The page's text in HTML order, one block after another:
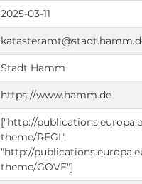
2025-03-11
Stadt Hamm
https://www.hamm.de
["http://
theme/REGI",
"http://
theme/GOVE"]